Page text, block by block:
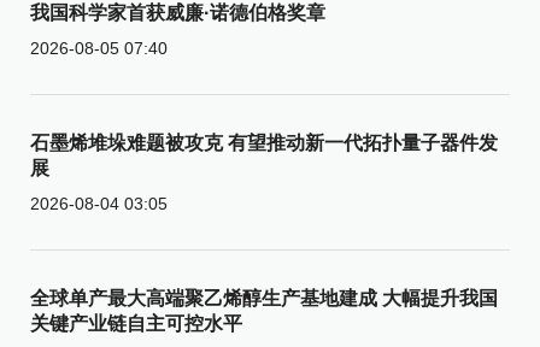
我国科学家首获威廉·诺德伯格奖章
2026-08-05 07:40
石墨烯堆垛难题被攻克 有望推动新一代拓扑量子器件发
展
2026-08-04 03:05
全球单产最大高端聚乙烯醇生产基地建成 大幅提升我国
关键产业链自主可控水平